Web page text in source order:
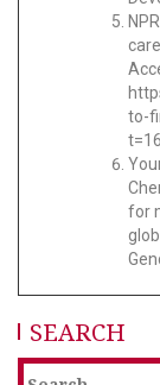
to-
for
SEARCH